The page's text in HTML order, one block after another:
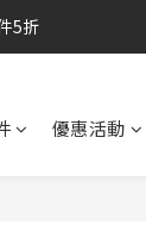
現領折扣券
5折
優惠活動